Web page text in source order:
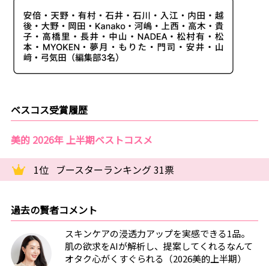
ベスコス受賞履歴
美的 2026年 上半期ベストコスメ
1位 ブースターランキング 31票
過去の賢者コメント
スキンケアの浸透力アップを実感できる1品。
肌の欲求をAIが解析し、提案してくれるなんて
オタク心がくすぐられる（2026美的上半期）